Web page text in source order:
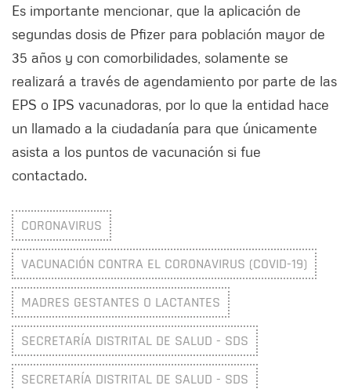
Es importante mencionar, que la aplicación de
segundas dosis de Pfizer para población mayor de
35 años y con comorbilidades, solamente se
realizará a través de agendamiento por parte de las
EPS o IPS vacunadoras, por lo que la entidad hace
un llamado a la ciudadanía para que únicamente
asista a los puntos de vacunación si fue
contactado.
CORONAVIRUS
VACUNACIÓN CONTRA EL CORONAVIRUS (COVID-19)
MADRES GESTANTES O LACTANTES
SECRETARÍA DISTRITAL DE SALUD - SDS
SECRETARÍA DISTRITAL DE SALUD - SDS